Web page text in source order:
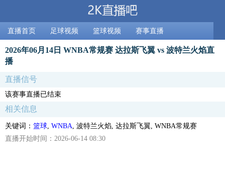
直播首页 足球视频 篮球视频 赛事直播
2026年06月14日 WNBA常规赛 达拉斯飞翼 vs 波特兰火焰直
播
直播信号
该赛事直播已结束
相关信息
关键词： 篮球 WNBA , 波特兰火焰, 达拉斯飞翼, WNBA常规赛
直播开始时间：2026-06-14 08:30